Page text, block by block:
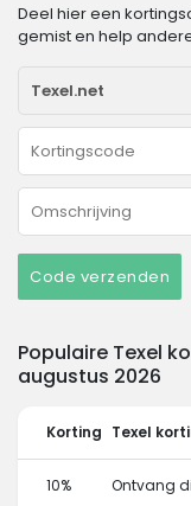
Deel hier een
gemist en help
Code verzenden
Populaire Texel
augustus 2026
Korting Texel
10% Ontvang